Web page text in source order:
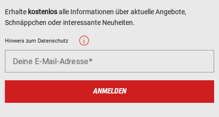
Erhalte kostenlosalle Informationen über aktuelle Angebote,
Schnäppchen oder interessante Neuheiten.
Hinweis zum Datenschutz
Deine E-Mail-Adresse
ANMELDEN